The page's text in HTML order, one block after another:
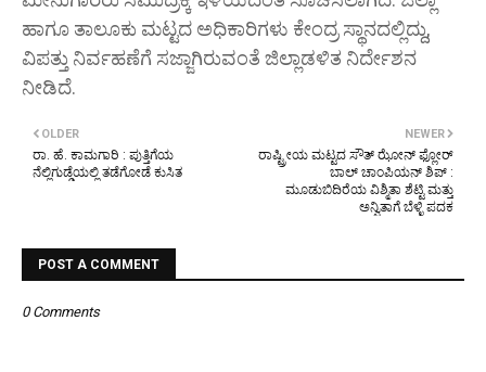
ಹಾಗೂ ತಾಲೂಕು ಮಟ್ಟದ ಅಧಿಕಾರಿಗಳು ಕೇಂದ್ರ ಸ್ಥಾನದಲ್ಲಿದ್ದು,
ವಿಪತ್ತು ನಿರ್ವಹಣೆಗೆ ಸಜ್ಜಾಗಿರುವಂತೆ ಜಿಲ್ಲಾಡಳಿತ ನಿರ್ದೇಶನ
ನೀಡಿದೆ.
NEWER
ರಾಷ್ಟ್ರೀಯ ಮಟ್ಟದ ಸೌತ್ ಝೋನ್ ಫ್ಲೋರ್
ಬಾಲ್ ಚಾಂಪಿಯನ್ ಶಿಪ್ :
ಮೂಡುಬಿದಿರೆಯ ವಿಶ್ಮಿತಾ ಶೆಟ್ಟಿ ಮತ್ತು
ಅನ್ವಿತಾಗೆ ಬೆಳ್ಳಿ ಪದಕ
OLDER
ರಾ. ಹೆ. ಕಾಮಗಾರಿ : ಪುತ್ತಿಗೆಯ
ನೆಲ್ಲಿಗುಡ್ಡೆಯಲ್ಲಿ ತಡೆಗೋಡೆ ಕುಸಿತ
POST A COMMENT
0 Comments